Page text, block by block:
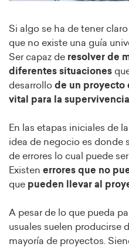
Si algo se ha de tener
que no existe una guía
Ser capaz de resolver de
diferentes situaciones
desarrollo de un proyecto
vital para la
En las etapas iniciales de
idea de negocio es donde
de errores lo cual puede
Existen errores que no
que pueden llevar al
A pesar de lo que pueda
usuales suelen producirse
mayoría de proyectos.